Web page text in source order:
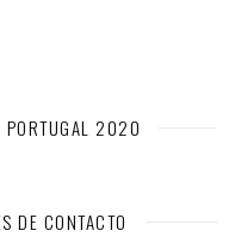
PORTUGAL 2020
DE CONTACTO